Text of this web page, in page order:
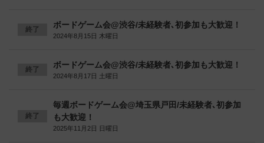
終了 ボードゲーム会@渋谷/未経験者､初参加も大歓迎！
2024年8月15日 木曜日
終了 ボードゲーム会@渋谷/未経験者､初参加も大歓迎！
2024年8月17日 土曜日
終了
毎週ボードゲーム会@埼玉県戸田/未経験者､初参加
も大歓迎！
2025年11月2日 日曜日